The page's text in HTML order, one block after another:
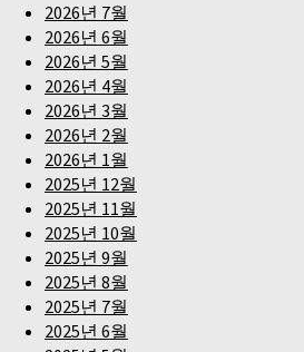
2026년 7월
2026년 6월
2026년 5월
2026년 4월
2026년 3월
2026년 2월
2026년 1월
2025년 12월
2025년 11월
2025년 10월
2025년 9월
2025년 8월
2025년 7월
2025년 6월